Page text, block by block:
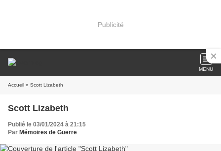
Publicité
MENU
Accueil » Scott Lizabeth
Scott Lizabeth
Publié le 03/01/2024 à 21:15
Par Mémoires de Guerre